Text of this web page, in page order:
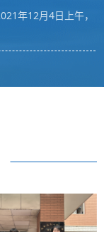
年12月4日上午，